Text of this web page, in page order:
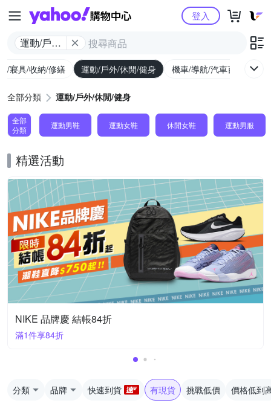
Yahoo購物中心
運動/戶外/
登入
/寢具/收納/修繕 運動/戶外/休閒/健身 機車/導航/汽車百貨
全部分類 運動/戶外/休閒/健身
全部
分類
運動男鞋 運動女鞋 休閒女鞋 運動男服
精選活動
NIKE 品牌慶 結帳84折
滿1件享84折
分類 品牌 快速到貨 有現貨 挑戰低價 價格低到